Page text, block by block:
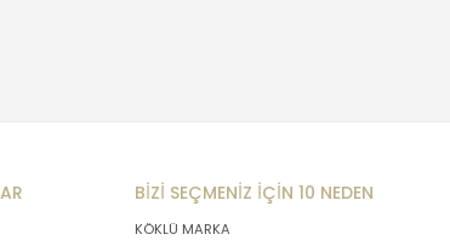
BİZİ SEÇMENİZ İÇİN 10 NEDEN
KÖKLÜ MARKA